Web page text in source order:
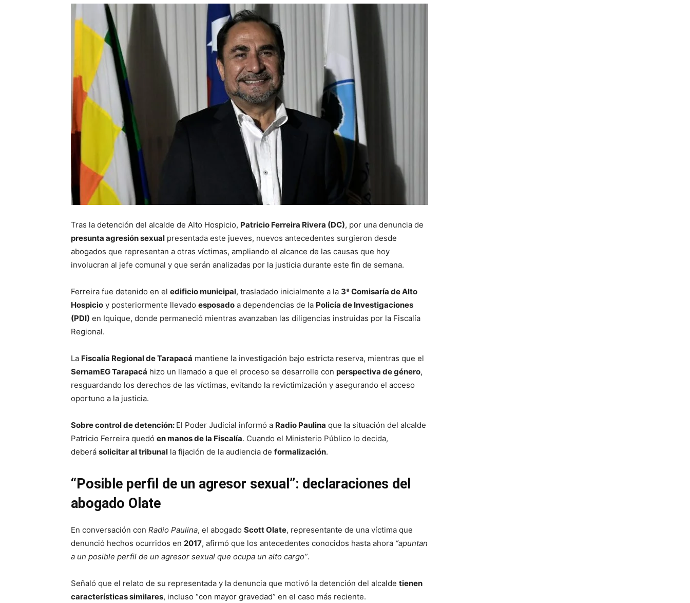
Tras la detención del alcalde de Alto Hospicio, Patricio Ferreira Rivera (DC), por una denuncia de
presunta agresión sexual presentada este jueves, nuevos antecedentes surgieron desde
abogados que representan a otras víctimas, ampliando el alcance de las causas que hoy
involucran al jefe comunal y que serán analizadas por la justicia durante este fin de semana.
Ferreira fue detenido en el edificio municipal, trasladado inicialmente a la 3ª Comisaría de Alto
Hospicio y posteriormente llevado esposado a dependencias de la Policía de Investigaciones
(PDI) en Iquique, donde permaneció mientras avanzaban las diligencias instruidas por la Fiscalía
Regional.
La Fiscalía Regional de Tarapacá mantiene la investigación bajo estricta reserva, mientras que el
SernamEG Tarapacá hizo un llamado a que el proceso se desarrolle con perspectiva de género,
resguardando los derechos de las víctimas, evitando la revictimización y asegurando el acceso
oportuno a la justicia.
Sobre control de detención: El Poder Judicial informó a Radio Paulina que la situación del alcalde
Patricio Ferreira quedó en manos de la Fiscalía. Cuando el Ministerio Público lo decida,
deberá solicitar al tribunal la fijación de la audiencia de formalización.
“Posible perfil de un agresor sexual”: declaraciones del
abogado Olate
En conversación con Radio Paulina, el abogado Scott Olate, representante de una víctima que
denunció hechos ocurridos en 2017, afirmó que los antecedentes conocidos hasta ahora “apuntan
a un posible perfil de un agresor sexual que ocupa un alto cargo”.
Señaló que el relato de su representada y la denuncia que motivó la detención del alcalde tienen
características similares, incluso “con mayor gravedad” en el caso más reciente.